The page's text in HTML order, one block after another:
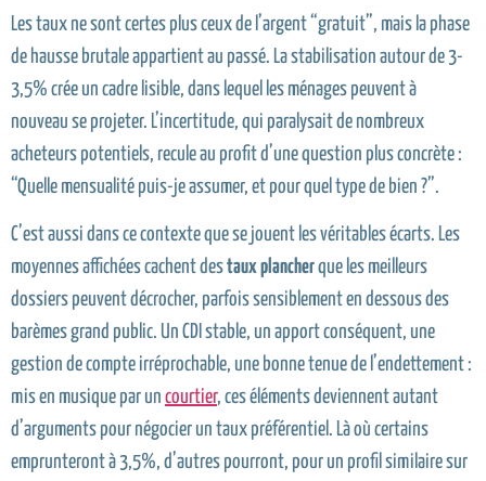
Les taux ne sont certes plus ceux de l’argent “gratuit”, mais la phase
de hausse brutale appartient au passé. La stabilisation autour de 3-
3,5% crée un cadre lisible, dans lequel les ménages peuvent à
nouveau se projeter. L’incertitude, qui paralysait de nombreux
acheteurs potentiels, recule au profit d’une question plus concrète :
“Quelle mensualité puis-je assumer, et pour quel type de bien ?”.
C’est aussi dans ce contexte que se jouent les véritables écarts. Les
moyennes affichées cachent destaux plancherque les meilleurs
dossiers peuvent décrocher, parfois sensiblement en dessous des
barèmes grand public. Un CDI stable, un apport conséquent, une
gestion de compte irréprochable, une bonne tenue de l’endettement :
mis en musique par un courtier, ces éléments deviennent autant
d’arguments pour négocier un taux préférentiel. Là où certains
emprunteront à 3,5%, d’autres pourront, pour un profil similaire sur